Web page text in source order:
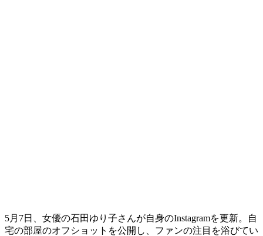
5月7日、女優の石田ゆり子さんが自身のInstagramを更新。自
宅の部屋のオフショットを公開し、ファンの注目を浴びてい